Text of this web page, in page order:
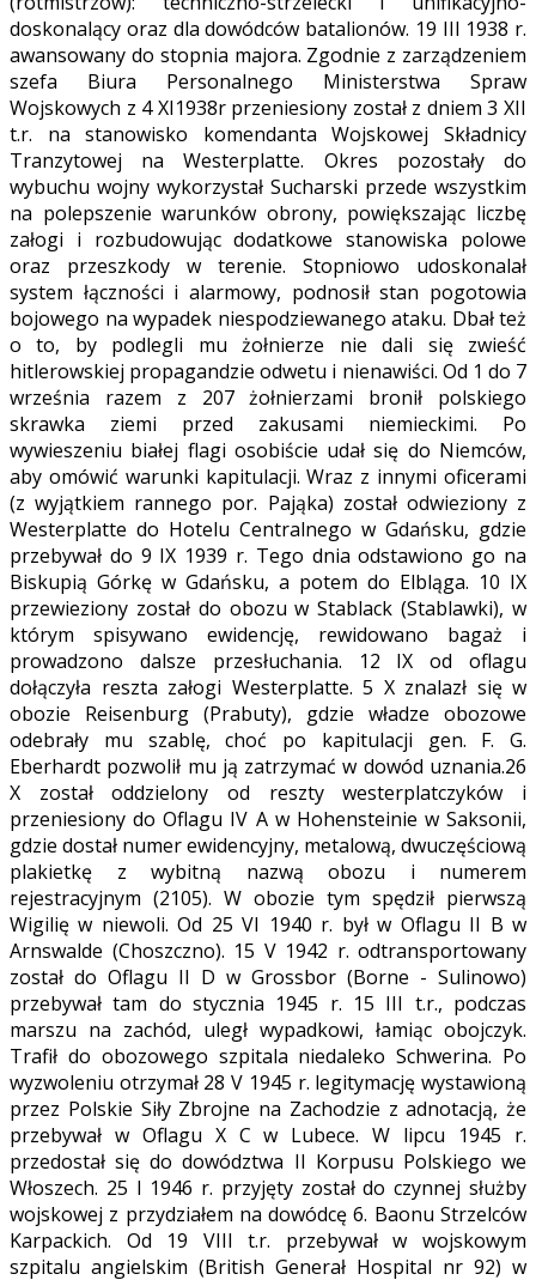
doskonalący oraz dla dowódców batalionów. 19 III 1938 r.
awansowany do stopnia majora. Zgodnie z zarządzeniem
szefa Biura Personalnego Ministerstwa Spraw
Wojskowych z 4 XI1938r przeniesiony został z dniem 3 XII
t.r. na stanowisko komendanta Wojskowej Składnicy
Tranzytowej na Westerplatte. Okres pozostały do
wybuchu wojny wykorzystał Sucharski przede wszystkim
na polepszenie warunków obrony, powiększając liczbę
załogi i rozbudowując dodatkowe stanowiska polowe
oraz przeszkody w terenie. Stopniowo udoskonalał
system łączności i alarmowy, podnosił stan pogotowia
bojowego na wypadek niespodziewanego ataku. Dbał też
o to, by podlegli mu żołnierze nie dali się zwieść
hitlerowskiej propagandzie odwetu i nienawiści. Od 1 do 7
września razem z 207 żołnierzami bronił polskiego
skrawka ziemi przed zakusami niemieckimi. Po
wywieszeniu białej flagi osobiście udał się do Niemców,
aby omówić warunki kapitulacji. Wraz z innymi oficerami
(z wyjątkiem rannego por. Pająka) został odwieziony z
Westerplatte do Hotelu Centralnego w Gdańsku, gdzie
przebywał do 9 IX 1939 r. Tego dnia odstawiono go na
Biskupią Górkę w Gdańsku, a potem do Elbląga. 10 IX
przewieziony został do obozu w Stablack (Stablawki), w
którym spisywano ewidencję, rewidowano bagaż i
prowadzono dalsze przesłuchania. 12 IX od oflagu
dołączyła reszta załogi Westerplatte. 5 X znalazł się w
obozie Reisenburg (Prabuty), gdzie władze obozowe
odebrały mu szablę, choć po kapitulacji gen. F. G.
Eberhardt pozwolił mu ją zatrzymać w dowód uznania.26
X został oddzielony od reszty westerplatczyków i
przeniesiony do Oflagu IV A w Hohensteinie w Saksonii,
gdzie dostał numer ewidencyjny, metalową, dwuczęściową
plakietkę z wybitną nazwą obozu i numerem
rejestracyjnym (2105). W obozie tym spędził pierwszą
Wigilię w niewoli. Od 25 VI 1940 r. był w Oflagu II B w
Arnswalde (Choszczno). 15 V 1942 r. odtransportowany
został do Oflagu II D w Grossbor (Borne - Sulinowo)
przebywał tam do stycznia 1945 r. 15 III t.r., podczas
marszu na zachód, uległ wypadkowi, łamiąc obojczyk.
Trafił do obozowego szpitala niedaleko Schwerina. Po
wyzwoleniu otrzymał 28 V 1945 r. legitymację wystawioną
przez Polskie Siły Zbrojne na Zachodzie z adnotacją, że
przebywał w Oflagu X C w Lubece. W lipcu 1945 r.
przedostał się do dowództwa II Korpusu Polskiego we
Włoszech. 25 I 1946 r. przyjęty został do czynnej służby
wojskowej z przydziałem na dowódcę 6. Baonu Strzelców
Karpackich. Od 19 VIII t.r. przebywał w wojskowym
szpitalu angielskim (British Generał Hospital nr 92) w